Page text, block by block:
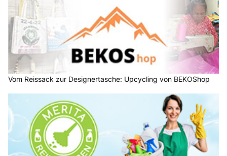
Vom Reissack zur Designertasche: Upcycling von BEKOShop